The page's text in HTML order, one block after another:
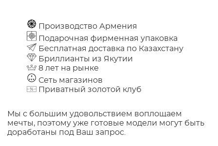
Производство Армения
Подарочная фирменная упаковка
Бесплатная доставка по Казахстану
Бриллианты из Якутии
8 лет на рынке
Сеть магазинов
Приватный золотой клуб
Мы с большим удовольствием воплощаем
мечты, поэтому уже готовые модели могут быть
доработаны под Ваш запрос.